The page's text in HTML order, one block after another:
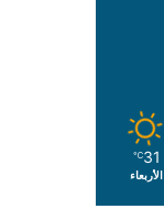
31
℃
الأربعاء